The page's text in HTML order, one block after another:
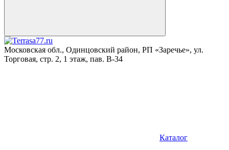
Московская обл., Одинцовский район, РП «Заречье», ул.
Торговая, стр. 2, 1 этаж, пав. B-34
Каталог